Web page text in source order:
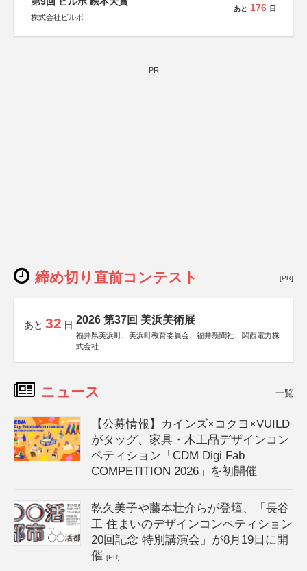
株式会社ビルボ
あと 176 日
PR
締め切り直前コンテスト [PR]
あと 32 日 2026 第37回 美浜美術展
福井県美浜町、美浜町教育委員会、福井新聞社、関西電力株
式会社
ニュース 一覧
【公募情報】カインズ×コクヨ×VUILD
がタッグ、家具・木工品デザインコン
ペティション「CDM Digi Fab
COMPETITION 2026」を初開催
乾久美子や藤本壮介らが登壇、「長谷
工 住まいのデザインコンペティション
20回記念 特別講演会」が8月19日に開
催[PR]